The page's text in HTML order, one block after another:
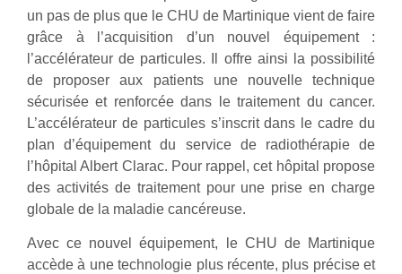
un pas de plus que le CHU de Martinique vient de faire
grâce à l’acquisition d’un nouvel équipement :
l’accélérateur de particules. Il offre ainsi la possibilité
de proposer aux patients une nouvelle technique
sécurisée et renforcée dans le traitement du cancer.
L’accélérateur de particules s’inscrit dans le cadre du
plan d’équipement du service de radiothérapie de
l’hôpital Albert Clarac. Pour rappel, cet hôpital propose
des activités de traitement pour une prise en charge
globale de la maladie cancéreuse.
Avec ce nouvel équipement, le CHU de Martinique
accède à une technologie plus récente, plus précise et